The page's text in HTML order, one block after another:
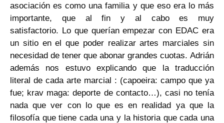
asociación es como una familia y que eso era lo más
importante, que al fin y al cabo es muy
satisfactorio. Lo que querían empezar con EDAC era
un sitio en el que poder realizar artes marciales sin
necesidad de tener que abonar grandes cuotas. Adrián
además nos estuvo explicando que la traducción
literal de cada arte marcial : (capoeira: campo que ya
fue; krav maga: deporte de contacto…), casi no tenía
nada que ver con lo que es en realidad ya que la
filosofía que tiene cada una y la historia que cada una